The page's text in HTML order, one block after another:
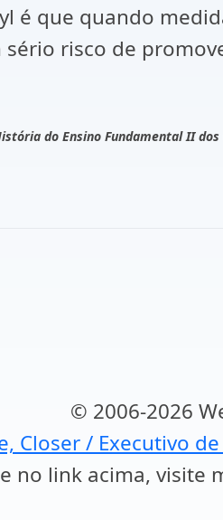
é que quando
risco de
do Ensino Fundamental II
© 2006-2026
Closer / Executivo
no link acima, visite